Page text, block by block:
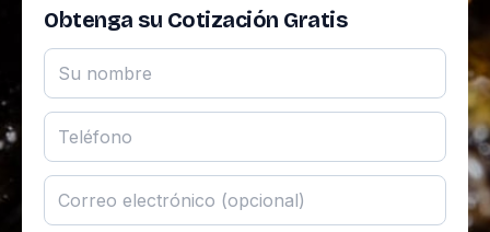
Obtenga su Cotización Gratis